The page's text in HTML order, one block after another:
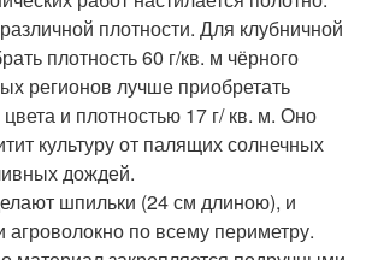
плотности. Для клубничной
плотность 60 г/кв. м чёрного
регионов лучше приобретать
и плотностью 17 г/ кв. м. Оно
культуру от палящих солнечных
дождей.
шпильки (24 см длиною), и
агроволокно по всему периметру.